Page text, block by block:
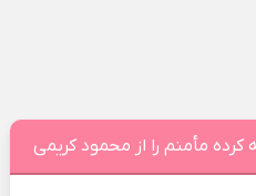
کرده مأمنم را از محمود کریمی